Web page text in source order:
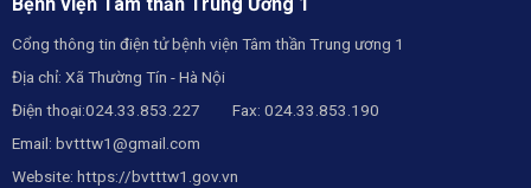
Cổng thông tin điện tử bệnh viện Tâm thần Trung ương 1
Địa chỉ: Xã Thường Tín - Hà Nội
Điện thoại:024.33.853.227 Fax: 024.33.853.190
Email: bvtttw1@gmail.com
Website: https://bvtttw1.gov.vn